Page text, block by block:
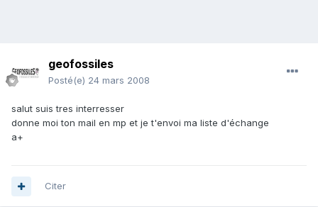
geofossiles
Posté(e) 24 mars 2008
salut suis tres interresser
donne moi ton mail en mp et je t'envoi ma liste d'échange
a+
Citer